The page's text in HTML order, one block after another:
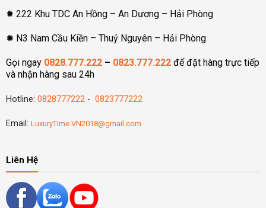
✹ 222 Khu TDC An Hồng – An Dương – Hải Phòng
✹ N3 Nam Cầu Kiền – Thuỷ Nguyên – Hải Phòng
Gọi ngay 0828.777.222– 0823.777.222để đặt hàng trực tiếp
và nhận hàng sau 24h
Hotline: 0828777222- 0823777222
Email: LuxuryTime.VN2018@gmail.com
Liên Hệ